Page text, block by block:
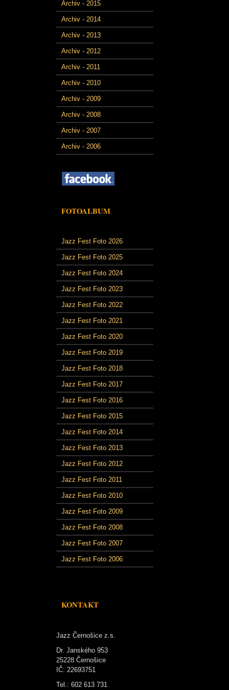
Archiv - 2015
Archiv - 2014
Archiv - 2013
Archiv - 2012
Archiv - 2011
Archiv - 2010
Archiv - 2009
Archiv - 2008
Archiv - 2007
Archiv - 2006
FOTOALBUM
Jazz Fest Foto 2026
Jazz Fest Foto 2025
Jazz Fest Foto 2024
Jazz Fest Foto 2023
Jazz Fest Foto 2022
Jazz Fest Foto 2021
Jazz Fest Foto 2020
Jazz Fest Foto 2019
Jazz Fest Foto 2018
Jazz Fest Foto 2017
Jazz Fest Foto 2016
Jazz Fest Foto 2015
Jazz Fest Foto 2014
Jazz Fest Foto 2013
Jazz Fest Foto 2012
Jazz Fest Foto 2011
Jazz Fest Foto 2010
Jazz Fest Foto 2009
Jazz Fest Foto 2008
Jazz Fest Foto 2007
Jazz Fest Foto 2006
KONTAKT
Jazz Černošice z.s.
Dr. Janského 953
25228 Černošice
IČ: 22693751
Tel.: 602 613 731